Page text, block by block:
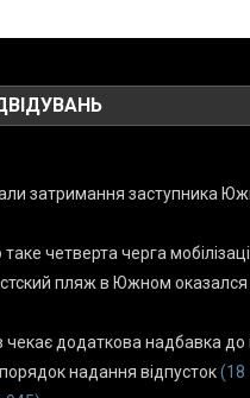
затримання заступника
четверта черга
пляж в Южном
чекає додаткова надбавка до
порядок надання відпусток (18